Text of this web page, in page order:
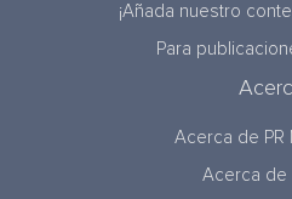
¡Añada nuestro
Para
Acerca de PR
Acerca de